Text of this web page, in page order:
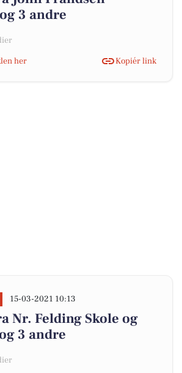
3 andre
her
Kopiér link
15-03-2021 10:13
Nr. Felding Skole og
3 andre